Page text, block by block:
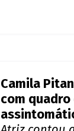
Camila
com